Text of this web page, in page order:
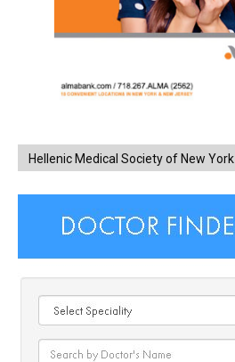
Hellenic Medical Society of New York